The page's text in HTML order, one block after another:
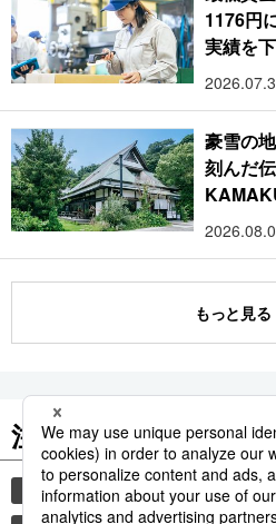
1176円
実績を
豪雪の
刻んだ
もっと見る
注目のキーワード
共同通信ニュース 気象・災害